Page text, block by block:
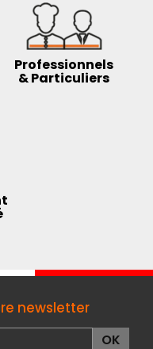
Professionnels
& Particuliers
newsletter